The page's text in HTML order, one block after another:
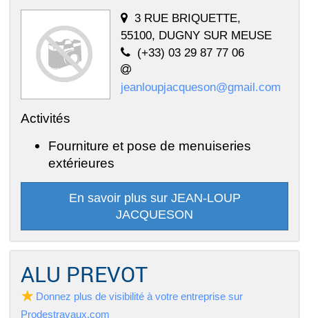
3 RUE BRIQUETTE,
55100, DUGNY SUR MEUSE
(+33) 03 29 87 77 06
jeanloupjacqueson@gmail.com
Activités
Fourniture et pose de menuiseries
extérieures
En savoir plus sur JEAN-LOUP
JACQUESON
ALU PREVOT
Donnez plus de visibilité à votre entreprise sur
Prodestravaux.com